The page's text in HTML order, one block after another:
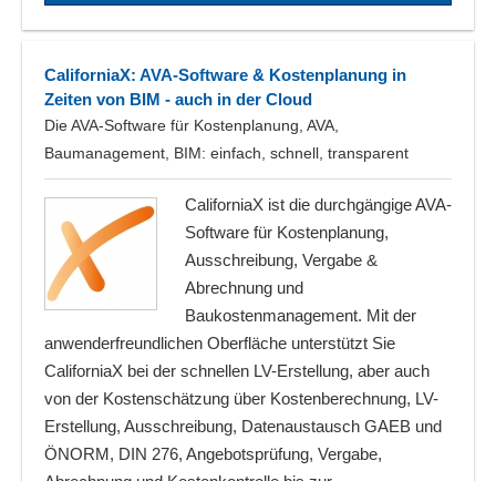
CaliforniaX: AVA-Software & Kostenplanung in
Zeiten von BIM - auch in der Cloud
Die AVA-Software für Kostenplanung, AVA,
Baumanagement, BIM: einfach, schnell, transparent
CaliforniaX ist die durchgängige AVA-
Software für Kostenplanung,
Ausschreibung, Vergabe &
Abrechnung und
Baukostenmanagement. Mit der
anwenderfreundlichen Oberfläche unterstützt Sie
CaliforniaX bei der schnellen LV-Erstellung, aber auch
von der Kostenschätzung über Kostenberechnung, LV-
Erstellung, Ausschreibung, Datenaustausch GAEB und
ÖNORM, DIN 276, Angebotsprüfung, Vergabe,